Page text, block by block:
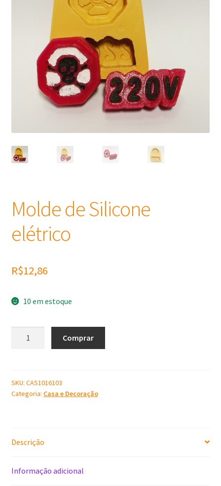
Extratos
Matéria Prima
Corante, Pigmento e Óxido
Óleos
Molde de Silicone
elétrico
R$12,86
10 em estoque
quantidade
Comprar
SKU: CAS1016103
Categoria: Casa e Decoração
Descrição
Informação adicional